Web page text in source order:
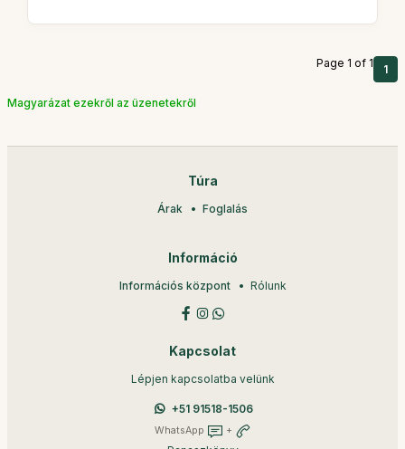
Page 1 of 1 1
Magyarázat ezekről az üzenetekről
Túra
Árak Foglalás
Információ
Információs központ Rólunk
Kapcsolat
Lépjen kapcsolatba velünk
+51 91518-1506
WhatsApp +